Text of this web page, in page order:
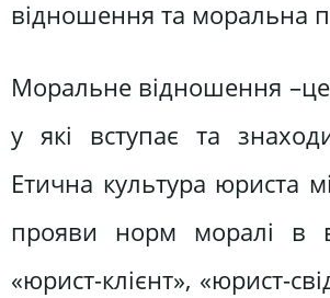
відношення та моральна
Моральне відношення
у які вступає та
Етична культура юриста
прояви норм моралі в
«юрист-клієнт», «юрист-